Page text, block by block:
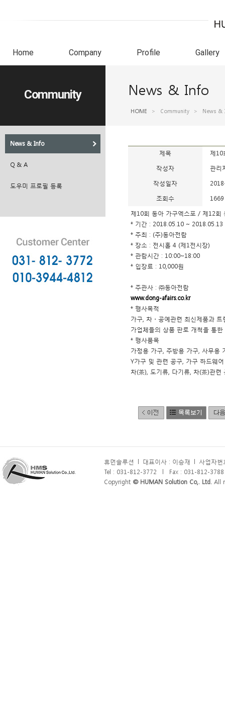
Home Company Profile Gallery
Community
News & Info
Q & A
도우미 프로필 등록
News & Info
HOME > Community > News &
제목 제10
작성자 관리
작성일자
조회수 1669
제10회 동아 가구엑스포 / 제12회
* 기간 : 2018.05.10 ~ 2018.05.13
* 주최 : (주)동아전람
* 장소 : 전시홀 4 (제1전시장)
* 관람시간 : 10:00~18:00
* 입장료 : 10,000원
* 주관사 : ㈜동아전람
www.dong-afairs.co.kr
* 행사목적
가구, 차・공예관련 최신제품과
가업체들의 상품 판로 개척을 통
* 행사품목
가정용 가구, 주방용 가구, 사무용
Y가구 및 관련 공구, 가구 하드웨
차(茶), 도기류, 다기류, 차(茶)관
휴먼솔루션 대표이사 : 이승재
사업자
Tel : 031-812-3772
Fax : 031-812-3788
Copyright © HUMAN Solution Co,. Ltd. All